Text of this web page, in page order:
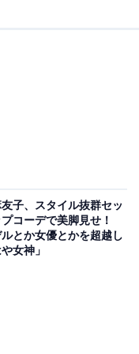
子、スタイル抜群セッ
プコーデで美脚見せ！
ルとか女優とかを超越し
女神」